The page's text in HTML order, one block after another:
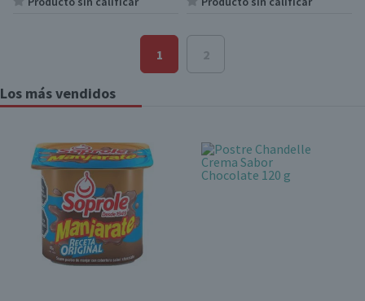
1 2
Los más vendidos